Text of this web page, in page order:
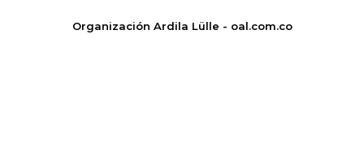
Organización Ardila Lülle - oal.com.co